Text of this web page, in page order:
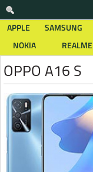
APPLE SAMSUNG
NOKIA
REALME
OPPO A16 S